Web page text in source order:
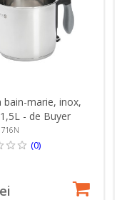
bain-marie, inox,
- de Buyer
(0)